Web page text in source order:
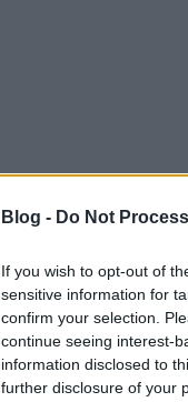
Blog - Do Not
If you wish to opt-out of
sensitive information for
confirm your selection.
continue seeing interest-
information disclosed to
further disclosure of your